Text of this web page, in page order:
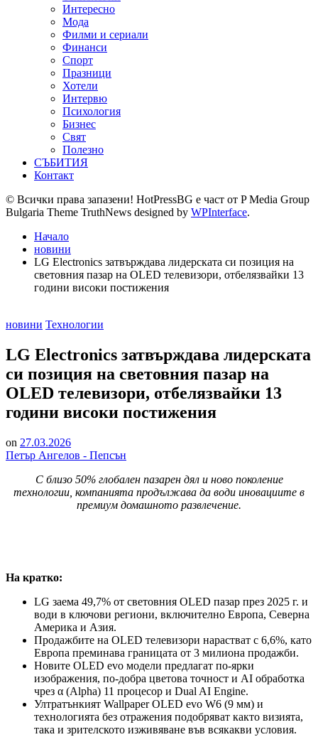
Интересно
Мода
Филми и сериали
Финанси
Спорт
Празници
Хотели
Интервю
Психология
Бизнес
Свят
Полезно
СЪБИТИЯ
Контакт
© Всички права запазени! HotPressBG е част от P Media Group
Bulgaria Theme TruthNews designed by WPInterface.
Начало
новини
LG Electronics затвърждава лидерската си позиция на
световния пазар на OLED телевизори, отбелязвайки 13
години високи постижения
Posted
новини Технологии
LG Electronics затвърждава лидерската
си позиция на световния пазар на
OLED телевизори, отбелязвайки 13
години високи постижения
on 27.03.2026
Петър Ангелов - Пепсън
С близо 50% глобален пазарен дял и ново поколение
технологии, компанията продължава да води иновациите в
премиум домашното развлечение.
На кратко:
LG заема 49,7% от световния OLED пазар през 2025 г. и
води в ключови региони, включително Европа, Северна
Америка и Азия.
Продажбите на OLED телевизори нарастват с 6,6%, като
Европа преминава границата от 3 милиона продажби.
Новите OLED evo модели предлагат по-ярки
изображения, по-добра цветова точност и AI обработка
чрез α (Alpha) 11 процесор и Dual AI Engine.
Ултратънкият Wallpaper OLED evo W6 (9 мм) и
технологията без отражения подобряват както визията,
така и зрителското изживяване във всякакви условия.